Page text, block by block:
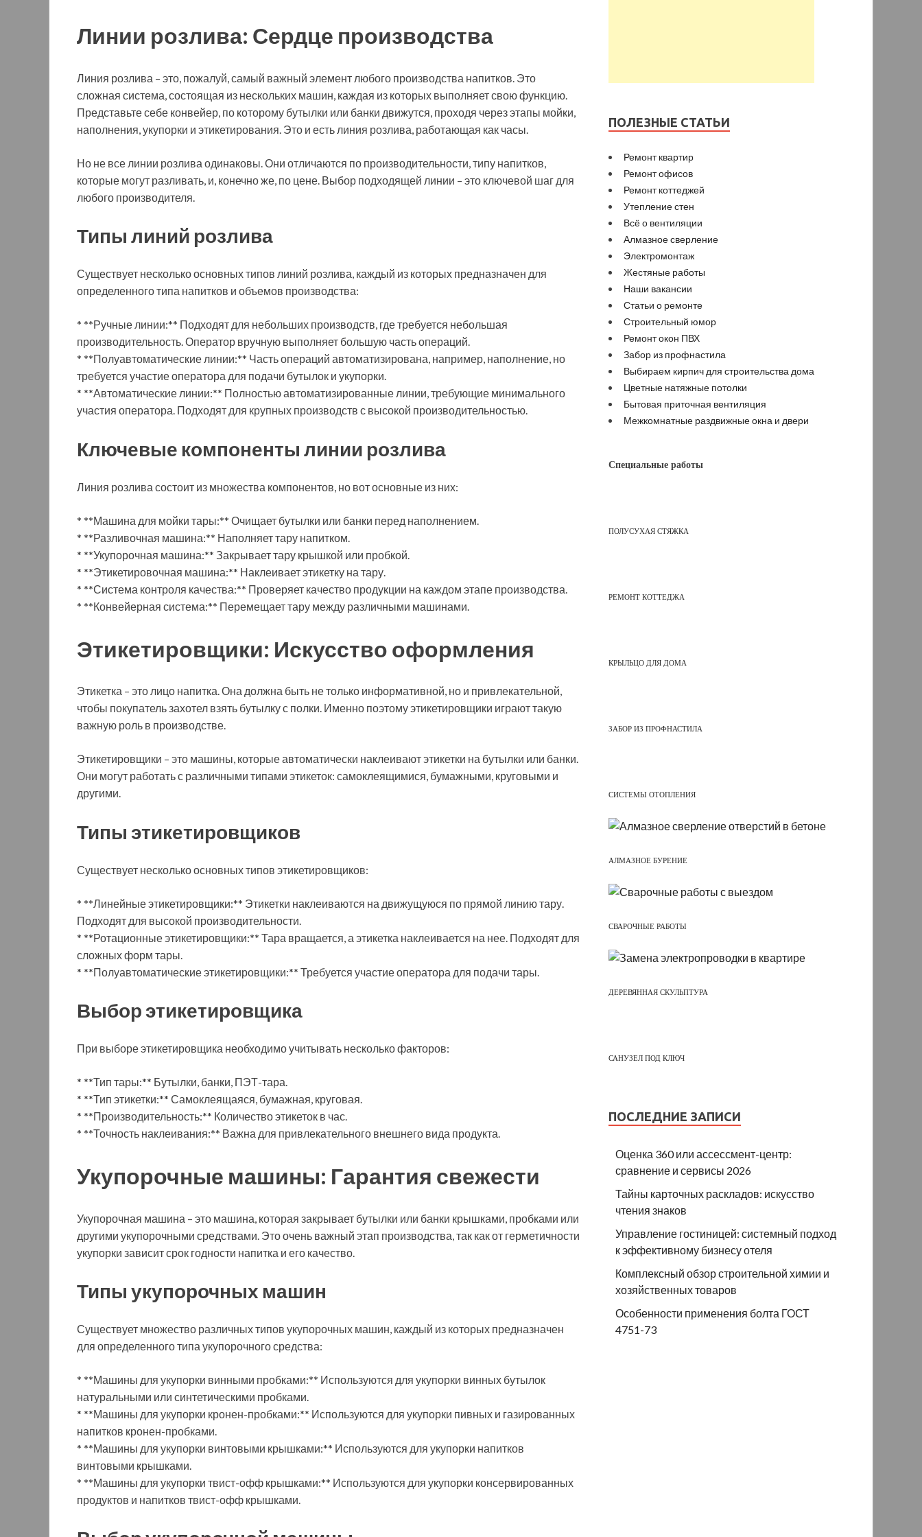
Линии розлива: Сердце производства
Линия розлива – это, пожалуй, самый важный элемент любого производства напитков. Это
сложная система, состоящая из нескольких машин, каждая из которых выполняет свою функцию.
Представьте себе конвейер, по которому бутылки или банки движутся, проходя через этапы мойки,
наполнения, укупорки и этикетирования. Это и есть линия розлива, работающая как часы.
Но не все линии розлива одинаковы. Они отличаются по производительности, типу напитков,
которые могут разливать, и, конечно же, по цене. Выбор подходящей линии – это ключевой шаг для
любого производителя.
Типы линий розлива
Существует несколько основных типов линий розлива, каждый из которых предназначен для
определенного типа напитков и объемов производства:
* **Ручные линии:** Подходят для небольших производств, где требуется небольшая
производительность. Оператор вручную выполняет большую часть операций.
* **Полуавтоматические линии:** Часть операций автоматизирована, например, наполнение, но
требуется участие оператора для подачи бутылок и укупорки.
* **Автоматические линии:** Полностью автоматизированные линии, требующие минимального
участия оператора. Подходят для крупных производств с высокой производительностью.
Ключевые компоненты линии розлива
Линия розлива состоит из множества компонентов, но вот основные из них:
* **Машина для мойки тары:** Очищает бутылки или банки перед наполнением.
* **Разливочная машина:** Наполняет тару напитком.
* **Укупорочная машина:** Закрывает тару крышкой или пробкой.
* **Этикетировочная машина:** Наклеивает этикетку на тару.
* **Система контроля качества:** Проверяет качество продукции на каждом этапе производства.
* **Конвейерная система:** Перемещает тару между различными машинами.
Этикетировщики: Искусство оформления
Этикетка – это лицо напитка. Она должна быть не только информативной, но и привлекательной,
чтобы покупатель захотел взять бутылку с полки. Именно поэтому этикетировщики играют такую
важную роль в производстве.
Этикетировщики – это машины, которые автоматически наклеивают этикетки на бутылки или банки.
Они могут работать с различными типами этикеток: самоклеящимися, бумажными, круговыми и
другими.
Типы этикетировщиков
Существует несколько основных типов этикетировщиков:
* **Линейные этикетировщики:** Этикетки наклеиваются на движущуюся по прямой линию тару.
Подходят для высокой производительности.
* **Ротационные этикетировщики:** Тара вращается, а этикетка наклеивается на нее. Подходят для
сложных форм тары.
* **Полуавтоматические этикетировщики:** Требуется участие оператора для подачи тары.
Выбор этикетировщика
При выборе этикетировщика необходимо учитывать несколько факторов:
* **Тип тары:** Бутылки, банки, ПЭТ-тара.
* **Тип этикетки:** Самоклеящаяся, бумажная, круговая.
* **Производительность:** Количество этикеток в час.
* **Точность наклеивания:** Важна для привлекательного внешнего вида продукта.
Укупорочные машины: Гарантия свежести
Укупорочная машина – это машина, которая закрывает бутылки или банки крышками, пробками или
другими укупорочными средствами. Это очень важный этап производства, так как от герметичности
укупорки зависит срок годности напитка и его качество.
Типы укупорочных машин
Существует множество различных типов укупорочных машин, каждый из которых предназначен
для определенного типа укупорочного средства:
* **Машины для укупорки винными пробками:** Используются для укупорки винных бутылок
натуральными или синтетическими пробками.
* **Машины для укупорки кронен-пробками:** Используются для укупорки пивных и газированных
напитков кронен-пробками.
* **Машины для укупорки винтовыми крышками:** Используются для укупорки напитков
винтовыми крышками.
* **Машины для укупорки твист-офф крышками:** Используются для укупорки консервированных
продуктов и напитков твист-офф крышками.
ПОЛЕЗНЫЕ СТАТЬИ
Ремонт квартир
Ремонт офисов
Ремонт коттеджей
Утепление стен
Всё о вентиляции
Алмазное сверление
Электромонтаж
Жестяные работы
Наши вакансии
Статьи о ремонте
Строительный юмор
Ремонт окон ПВХ
Забор из профнастила
Выбираем кирпич для строительства дома
Цветные натяжные потолки
Бытовая приточная вентиляция
Межкомнатные раздвижные окна и двери
Специальные работы
ПОЛУСУХАЯ СТЯЖКА
РЕМОНТ КОТТЕДЖА
КРЫЛЬЦО ДЛЯ ДОМА
ЗАБОР ИЗ ПРОФНАСТИЛА
СИСТЕМЫ ОТОПЛЕНИЯ
АЛМАЗНОЕ БУРЕНИЕ
СВАРОЧНЫЕ РАБОТЫ
ДЕРЕВЯННАЯ СКУЛЬПТУРА
САНУЗЕЛ ПОД КЛЮЧ
ПОСЛЕДНИЕ ЗАПИСИ
Оценка 360 или ассессмент-центр:
сравнение и сервисы 2026
Тайны карточных раскладов: искусство
чтения знаков
Управление гостиницей: системный подход
к эффективному бизнесу отеля
Комплексный обзор строительной химии и
хозяйственных товаров
Особенности применения болта ГОСТ
4751-73